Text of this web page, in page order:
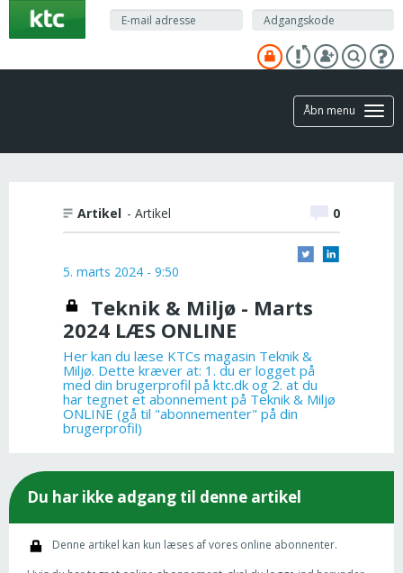
hovedindhold
Åbn menu
Artikel - Artikel 0
5. marts 2024 - 9:50
Teknik & Miljø - Marts
2024 LÆS ONLINE
Her kan du læse KTCs magasin Teknik &
Miljø. Dette kræver at: 1. du er logget på
med din brugerprofil på ktc.dk og 2. at du
har tegnet et abonnement på Teknik & Miljø
ONLINE (gå til "abonnementer" på din
brugerprofil)
Du har ikke adgang til denne artikel
Denne artikel kan kun læses af vores online abonnenter.